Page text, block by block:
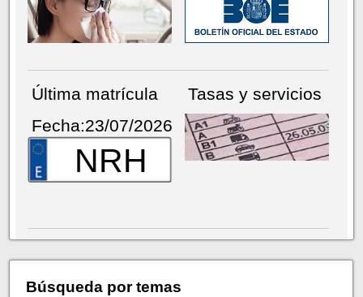
Última matrícula
Fecha:23/07/2026
NRH
Tasas y servicios
Búsqueda por temas